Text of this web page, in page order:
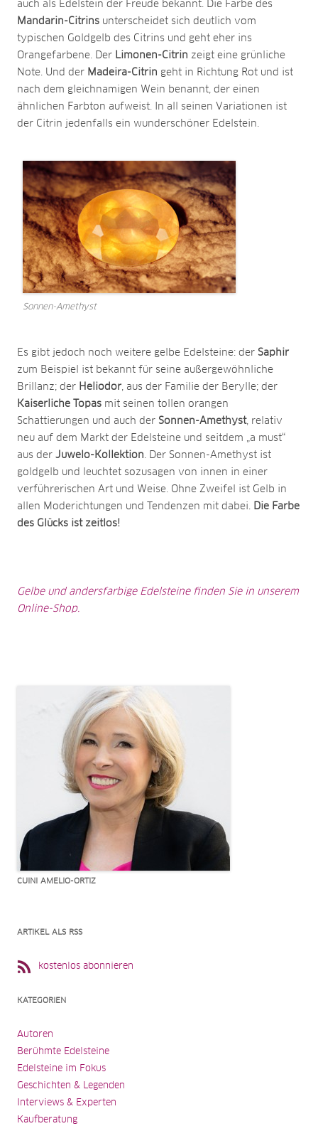
auch als Edelstein der Freude bekannt. Die Farbe des
Mandarin-Citrins unterscheidet sich deutlich vom
typischen Goldgelb des Citrins und geht eher ins
Orangefarbene. Der Limonen-Citrin zeigt eine grünliche
Note. Und der Madeira-Citrin geht in Richtung Rot und ist
nach dem gleichnamigen Wein benannt, der einen
ähnlichen Farbton aufweist. In all seinen Variationen ist
der Citrin jedenfalls ein wunderschöner Edelstein.
Sonnen-Amethyst
Es gibt jedoch noch weitere gelbe Edelsteine: der Saphir
zum Beispiel ist bekannt für seine außergewöhnliche
Brillanz; der Heliodor, aus der Familie der Berylle; der
Kaiserliche Topas mit seinen tollen orangen
Schattierungen und auch der Sonnen-Amethyst, relativ
neu auf dem Markt der Edelsteine und seitdem „a must“
aus der Juwelo-Kollektion. Der Sonnen-Amethyst ist
goldgelb und leuchtet sozusagen von innen in einer
verführerischen Art und Weise. Ohne Zweifel ist Gelb in
allen Moderichtungen und Tendenzen mit dabei. Die Farbe
des Glücks ist zeitlos!
Gelbe und andersfarbige Edelsteine finden Sie in unserem
Online-Shop.
CUINI AMELIO-ORTIZ
ARTIKEL ALS RSS
kostenlos abonnieren
KATEGORIEN
Autoren
Berühmte Edelsteine
Edelsteine im Fokus
Geschichten & Legenden
Interviews & Experten
Kaufberatung